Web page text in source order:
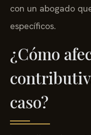
con un abogado
específicos.
¿Cómo
caso?